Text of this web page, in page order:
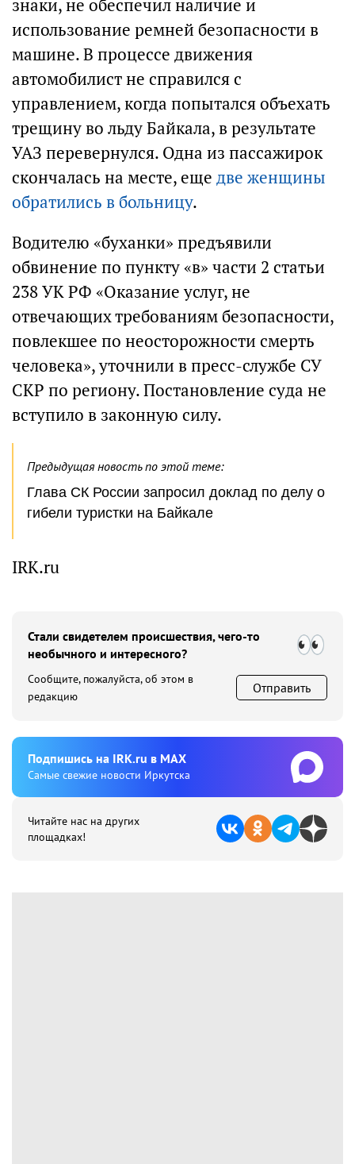
знаки, не обеспечил наличие и
использование ремней безопасности в
машине. В процессе движения
автомобилист не справился с
управлением, когда попытался объехать
трещину во льду Байкала, в результате
УАЗ перевернулся. Одна из пассажирок
скончалась на месте, еще две женщины
обратились в больницу.
Водителю «буханки» предъявили
обвинение по пункту «в» части 2 статьи
238 УК РФ «Оказание услуг, не
отвечающих требованиям безопасности,
повлекшее по неосторожности смерть
человека», уточнили в пресс-службе СУ
СКР по региону. Постановление суда не
вступило в законную силу.
Предыдущая новость по этой теме:
Глава СК России запросил доклад по делу о
гибели туристки на Байкале
IRK.ru
Стали свидетелем происшествия, чего-то
необычного и интересного?
Сообщите, пожалуйста, об этом в
редакцию
Отправить
Подпишиcь на IRK.ru в MAX
Cамые свежие новости Иркутска
Читайте нас на других
площадках!